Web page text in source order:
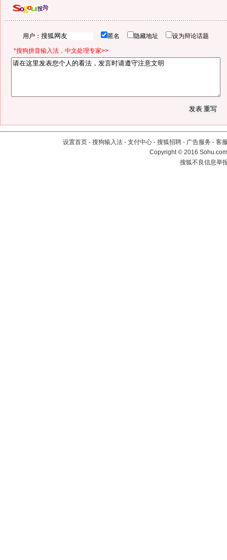
用户： 匿名 隐藏地址 设为辩论话题
*搜狗拼音输入法，中文处理专家>>
设置首页 - 搜狗输入法 - 支付中心 - 搜狐招聘 - 广告服务 - 客
Copyright©2016
搜狐不良信息举